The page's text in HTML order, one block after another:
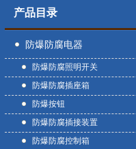
产品目录
防爆防腐电器
防爆防腐照明开关
防爆防腐插座箱
防爆按钮
防爆防腐插接装置
防爆防腐控制箱